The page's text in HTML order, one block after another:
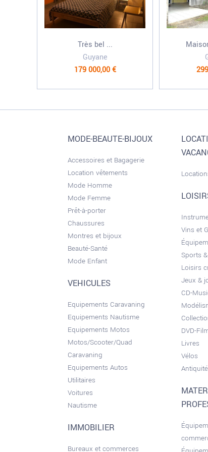
Très bel ...
Guyane
179 000,00 €
MODE-BEAUTE-BIJOUX
Accessoires et Bagagerie
Location vêtements
Mode Homme
Mode Femme
Prêt-à-porter
Chaussures
Montres et bijoux
Beauté-Santé
Mode Enfant
VEHICULES
Equipements Caravaning
Equipements Nautisme
Equipements Motos
Motos/Scooter/Quad
Caravaning
Equipements Autos
Utilitaires
Voitures
Nautisme
IMMOBILIER
Bureaux et commerces
Vins et
Sports
Loisirs
Jeux &
CD-
DVD-
Livres
Vélos